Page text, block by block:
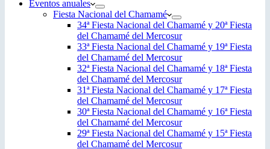
Eventos anuales
Fiesta Nacional del Chamamé
34ª Fiesta Nacional del Chamamé y 20ª Fiesta
del Chamamé del Mercosur
33ª Fiesta Nacional del Chamamé y 19ª Fiesta
del Chamamé del Mercosur
32ª Fiesta Nacional del Chamamé y 18ª Fiesta
del Chamamé del Mercosur
31ª Fiesta Nacional del Chamamé y 17ª Fiesta
del Chamamé del Mercosur
30ª Fiesta Nacional del Chamamé y 16ª Fiesta
del Chamamé del Mercosur
29ª Fiesta Nacional del Chamamé y 15ª Fiesta
del Chamamé del Mercosur